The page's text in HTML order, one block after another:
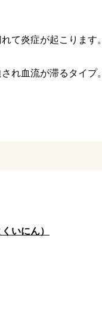
て炎症が起こります。
れ血流が滞るタイプ
いにん）